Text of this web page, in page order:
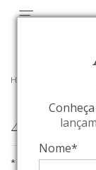
Nome*
HOME
404
*